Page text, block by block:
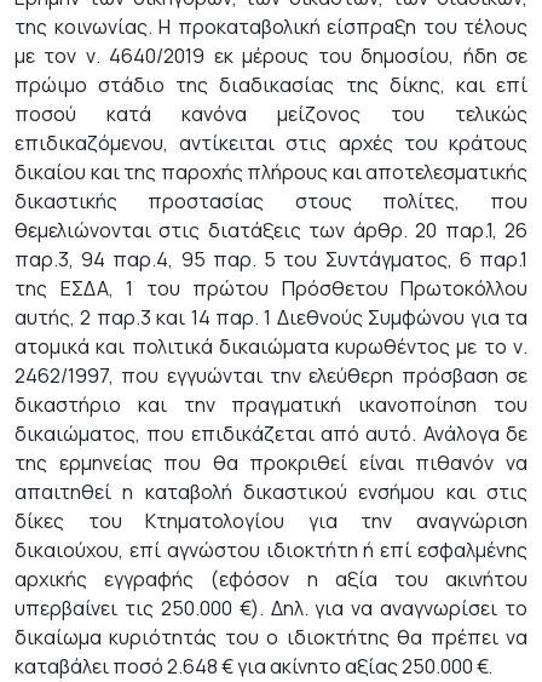
της κοινωνίας. Η προκαταβολική είσπραξη του τέλους
με τον ν. 4640/2019 εκ μέρους του δημοσίου, ήδη σε
πρώιμο στάδιο της διαδικασίας της δίκης, και επί
ποσού κατά κανόνα μείζονος του τελικώς
επιδικαζόμενου, αντίκειται στις αρχές του κράτους
δικαίου και της παροχής πλήρους και αποτελεσματικής
δικαστικής προστασίας στους πολίτες, που
θεμελιώνονται στις διατάξεις των άρθρ. 20 παρ.1, 26
παρ.3, 94 παρ.4, 95 παρ. 5 του Συντάγματος, 6 παρ.1
της ΕΣΔΑ, 1 του πρώτου Πρόσθετου Πρωτοκόλλου
αυτής, 2 παρ.3 και 14 παρ. 1 Διεθνούς Συμφώνου για τα
ατομικά και πολιτικά δικαιώματα κυρωθέντος με το ν.
2462/1997, που εγγυώνται την ελεύθερη πρόσβαση σε
δικαστήριο και την πραγματική ικανοποίηση του
δικαιώματος, που επιδικάζεται από αυτό. Ανάλογα δε
της ερμηνείας που θα προκριθεί είναι πιθανόν να
απαιτηθεί η καταβολή δικαστικού ενσήμου και στις
δίκες του Κτηματολογίου για την αναγνώριση
δικαιούχου, επί αγνώστου ιδιοκτήτη ή επί εσφαλμένης
αρχικής εγγραφής (εφόσον η αξία του ακινήτου
υπερβαίνει τις 250.000 €). Δηλ. για να αναγνωρίσει το
δικαίωμα κυριότητάς του ο ιδιοκτήτης θα πρέπει να
καταβάλει ποσό 2.648 € για ακίνητο αξίας 250.000 €.